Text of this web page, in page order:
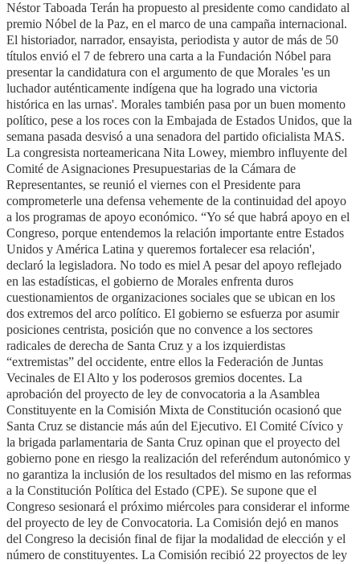
Néstor Taboada Terán ha propuesto al presidente como candidato al
premio Nóbel de la Paz, en el marco de una campaña internacional.
El historiador, narrador, ensayista, periodista y autor de más de 50
títulos envió el 7 de febrero una carta a la Fundación Nóbel para
presentar la candidatura con el argumento de que Morales 'es un
luchador auténticamente indígena que ha logrado una victoria
histórica en las urnas'. Morales también pasa por un buen momento
político, pese a los roces con la Embajada de Estados Unidos, que la
semana pasada desvisó a una senadora del partido oficialista MAS.
La congresista norteamericana Nita Lowey, miembro influyente del
Comité de Asignaciones Presupuestarias de la Cámara de
Representantes, se reunió el viernes con el Presidente para
comprometerle una defensa vehemente de la continuidad del apoyo
a los programas de apoyo económico. “Yo sé que habrá apoyo en el
Congreso, porque entendemos la relación importante entre Estados
Unidos y América Latina y queremos fortalecer esa relación',
declaró la legisladora. No todo es miel A pesar del apoyo reflejado
en las estadísticas, el gobierno de Morales enfrenta duros
cuestionamientos de organizaciones sociales que se ubican en los
dos extremos del arco político. El gobierno se esfuerza por asumir
posiciones centrista, posición que no convence a los sectores
radicales de derecha de Santa Cruz y a los izquierdistas
“extremistas” del occidente, entre ellos la Federación de Juntas
Vecinales de El Alto y los poderosos gremios docentes. La
aprobación del proyecto de ley de convocatoria a la Asamblea
Constituyente en la Comisión Mixta de Constitución ocasionó que
Santa Cruz se distancie más aún del Ejecutivo. El Comité Cívico y
la brigada parlamentaria de Santa Cruz opinan que el proyecto del
gobierno pone en riesgo la realización del referéndum autonómico y
no garantiza la inclusión de los resultados del mismo en las reformas
a la Constitución Política del Estado (CPE). Se supone que el
Congreso sesionará el próximo miércoles para considerar el informe
del proyecto de ley de Convocatoria. La Comisión dejó en manos
del Congreso la decisión final de fijar la modalidad de elección y el
número de constituyentes. La Comisión recibió 22 proyectos de ley